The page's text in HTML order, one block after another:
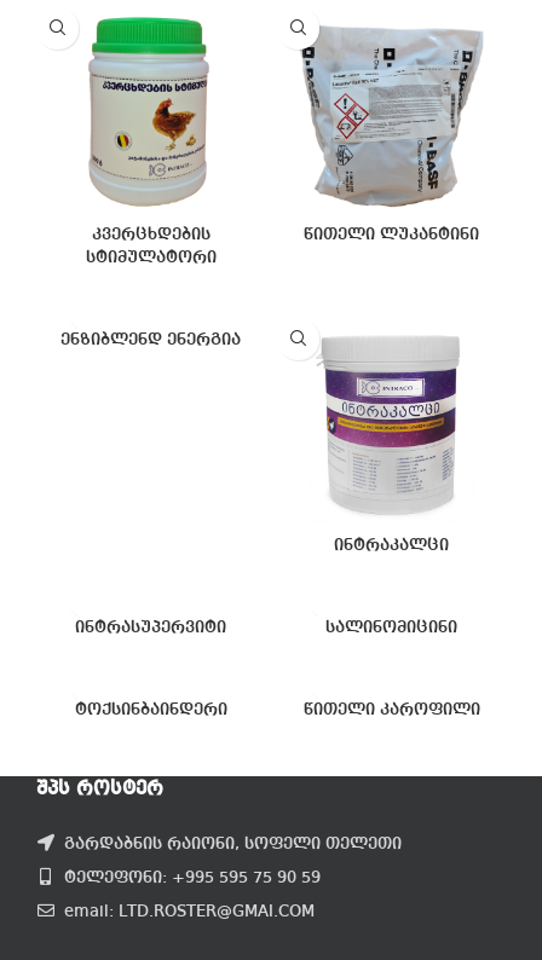
კვერცხდების
სტიმულატორი
წითელი ლუკანტინი
ენზიბლენდ ენერგია
ინტრაკალცი
ინტრასუპერვიტი სალინომიცინი
ტოქსინბაინდერი წითელი კაროფილი
ᲨᲞᲡ ᲠᲝᲡᲢᲔᲠ
გარდაბნის რაიონი, სოფელი თელეთი
ტელეფონი: +995 595 75 90 59
email: LTD.ROSTER@GMAI.COM